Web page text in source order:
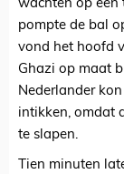
wachten op een
pompte de bal
vond het hoofd
Ghazi op maat
Nederlander
intikken, omdat
te slapen.
Tien minuten